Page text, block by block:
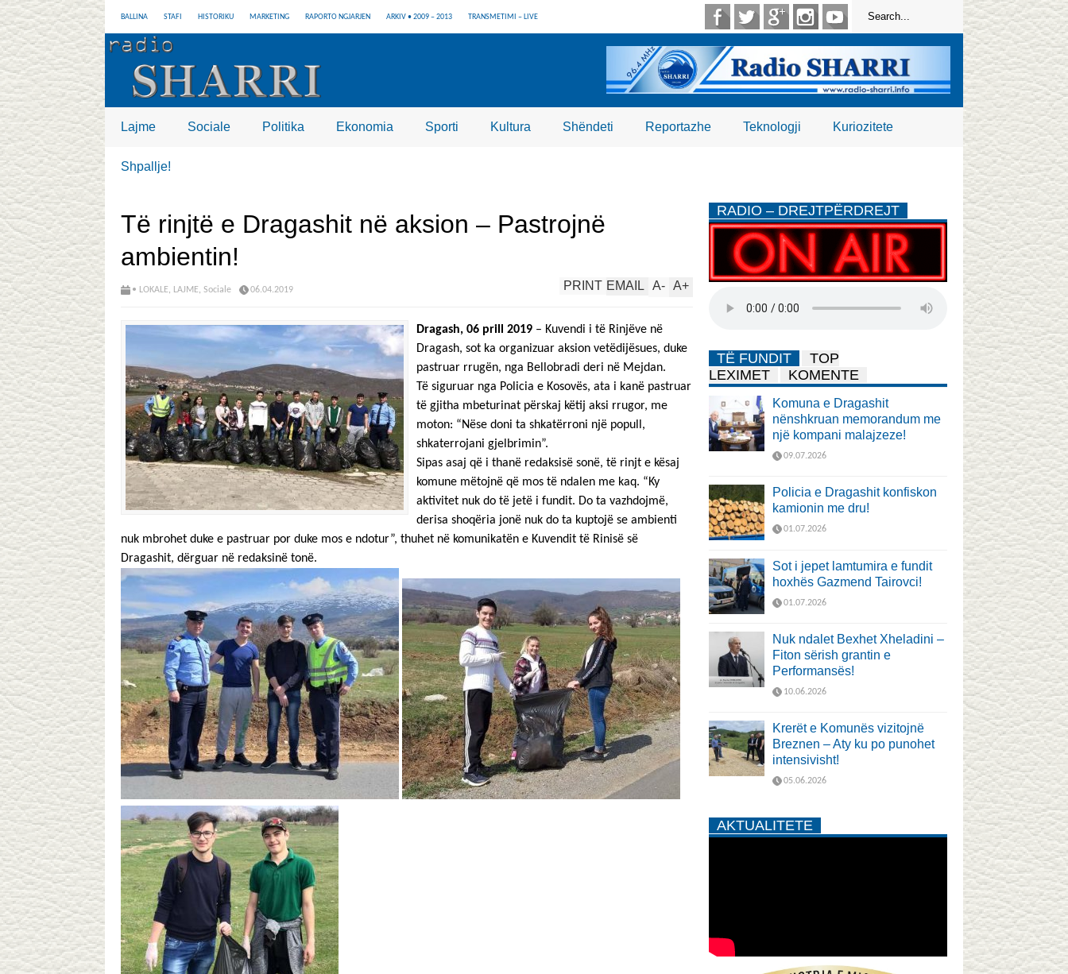
BALLINA STAFI HISTORIKU MARKETING RAPORTO NGJARJEN ARKIV • 2009 – 2013 TRANSMETIMI – LIVE
Lajme Sociale Politika Ekonomia Sporti Kultura Shëndeti Reportazhe Teknologji Kuriozitete
Shpallje!
Të rinjtë e Dragashit në aksion – Pastrojnë
ambientin!
• LOKALE, LAJME, Sociale 06.04.2019 A+
A-
EMAIL
PRINT
Dragash, 06 prill 2019 – Kuvendi i të Rinjëve në
Dragash, sot ka organizuar aksion vetëdijësues, duke
pastruar rrugën, nga Bellobradi deri në Mejdan.
Të siguruar nga Policia e Kosovës, ata i kanë pastruar
të gjitha mbeturinat përskaj këtij aksi rrugor, me
moton: “Nëse doni ta shkatërroni një popull,
shkaterrojani gjelbrimin”.
Sipas asaj që i thanë redaksisë sonë, të rinjt e kësaj
komune mëtojnë që mos të ndalen me kaq. “Ky
aktivitet nuk do të jetë i fundit. Do ta vazhdojmë,
derisa shoqëria jonë nuk do ta kuptojë se ambienti
nuk mbrohet duke e pastruar por duke mos e ndotur”, thuhet në komunikatën e Kuvendit të Rinisë së
Dragashit, dërguar në redaksinë tonë.
RADIO – DREJTPËRDREJT
TË FUNDIT
TOP
LEXIMET
KOMENTE
Komuna e Dragashit
nënshkruan memorandum me
një kompani malajzeze!
09.07.2026
Policia e Dragashit konfiskon
kamionin me dru!
01.07.2026
Sot i jepet lamtumira e fundit
hoxhës Gazmend Tairovci!
01.07.2026
Nuk ndalet Bexhet Xheladini –
Fiton sërish grantin e
Performansës!
10.06.2026
Krerët e Komunës vizitojnë
Breznen – Aty ku po punohet
intensivisht!
05.06.2026
AKTUALITETE